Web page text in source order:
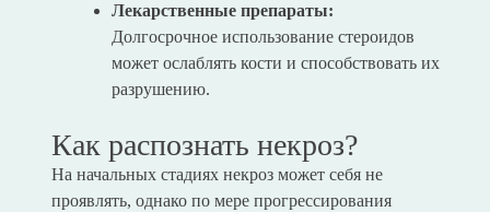
Лекарственные препараты:
Долгосрочное использование стероидов
может ослаблять кости и способствовать их
разрушению.
Как распознать некроз?
На начальных стадиях некроз может себя не
проявлять, однако по мере прогрессирования